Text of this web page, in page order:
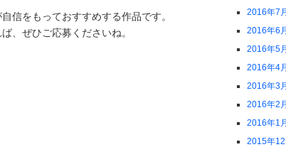
信をもっておすすめする作品です。
、ぜひご応募くださいね。
2016年7月
2016年6月
2016年5月
2016年4月
2016年3月
2016年2月
2016年1月
2015年12